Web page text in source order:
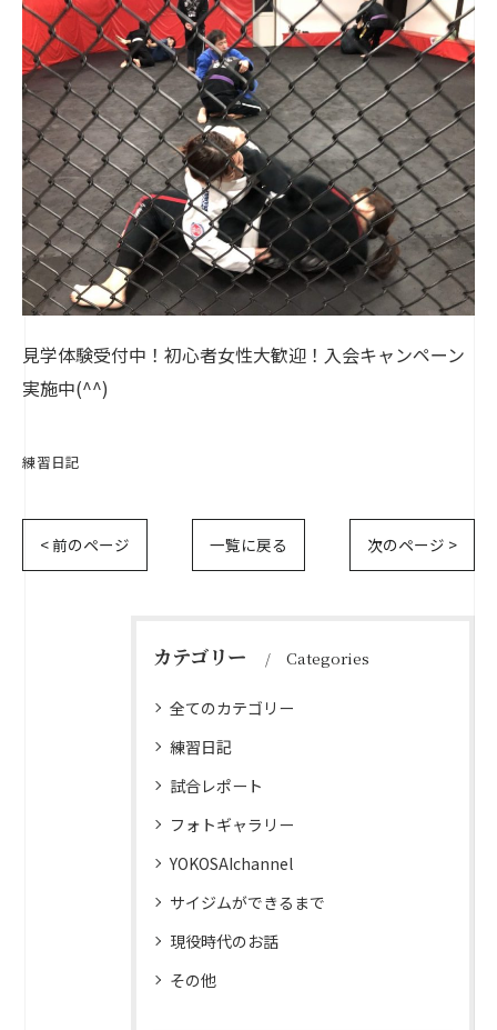
見学体験受付中！初心者女性大歓迎！入会キャンペーン
実施中(^^)
練習日記
< 前のページ 一覧に戻る 次のページ >
カテゴリー Categories
全てのカテゴリー
練習日記
試合レポート
フォトギャラリー
YOKOSAIchannel
サイジムができるまで
現役時代のお話
その他